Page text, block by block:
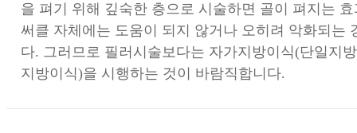
을 펴기 위해 깊숙한 층으로 시술하면 골이 펴지는
써클 자체에는 도움이 되지 않거나 오히려 악화되는
다. 그러므로 필러시술보다는 자가지방이식(단일지
지방이식)을 시행하는 것이 바람직합니다.